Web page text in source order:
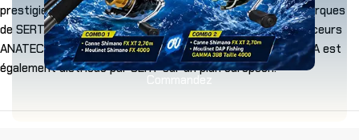
Commandez
prestigieuse marque française rejoint le portefeuille de marques
de SERT. La même année, la distribution des bateaux amorceurs
ANATEC commence dans toute l’Europe. Début 2014, BIWAA est
également distribué par SERT sur un plan européen.